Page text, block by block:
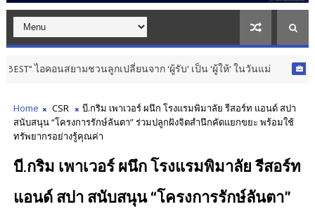
คอนสยามชวนลูกเปลี่ยนจาก ‘ผู้รับ’ เป็น ‘ผู้ให้’ ในวันแม่ BUSINESS &
Home CSR
บี.กริม เพาเวอร์ ผนึก โรงแรมพิมาลัย รีสอร์ท แอนด์ สปา
สนับสนุน “โครงการรักษ์ลันตา” ร่วมปลูกฝังจิตสำนึกคัดแยกขยะ พร้อมใช้
ทรัพยากรอย่างรู้คุณค่า
บี.กริม เพาเวอร์ ผนึก โรงแรมพิมาลัย รีสอร์ท
แอนด์ สปา สนับสนุน “โครงการรักษ์ลันตา”